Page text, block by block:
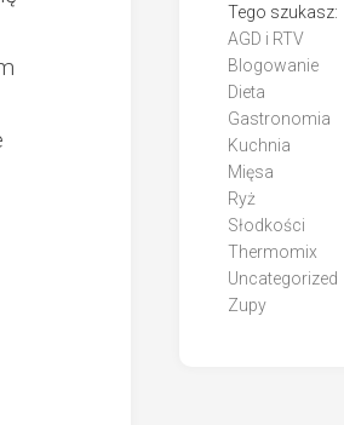
Tego szukasz:
AGD i RTV
Blogowanie
Dieta
Gastronomia
Kuchnia
Mięsa
Ryż
Słodkości
Thermomix
Uncategorized
Zupy